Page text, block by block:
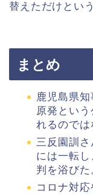
替えただけとい
まとめ
鹿児島県
原発とい
れるのでは
三反園訓
には一転
判を浴びた
コロナ対